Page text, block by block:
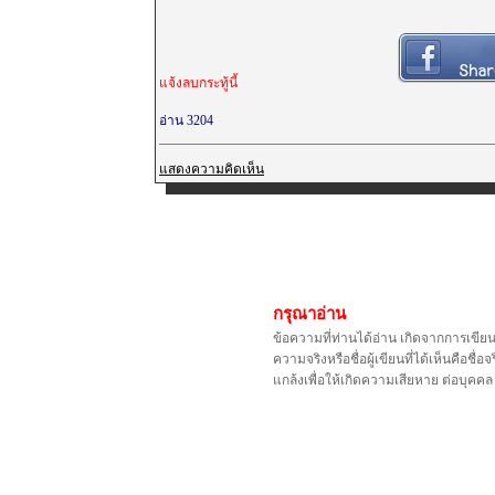
แจ้งลบกระทู้นี้
อ่าน 3204
แสดงความคิดเห็น
กรุณาอ่าน
ข้อความที่ท่านได้อ่าน เกิดจากการเขี
ความจริงหรือชื่อผู้เขียนที่ได้เห็นคือชื่อ
แกล้งเพื่อให้เกิดความเสียหาย ต่อบุคค